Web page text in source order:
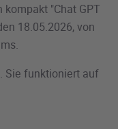
"Chat GPT
18.05.2026, von
Sie funktioniert auf